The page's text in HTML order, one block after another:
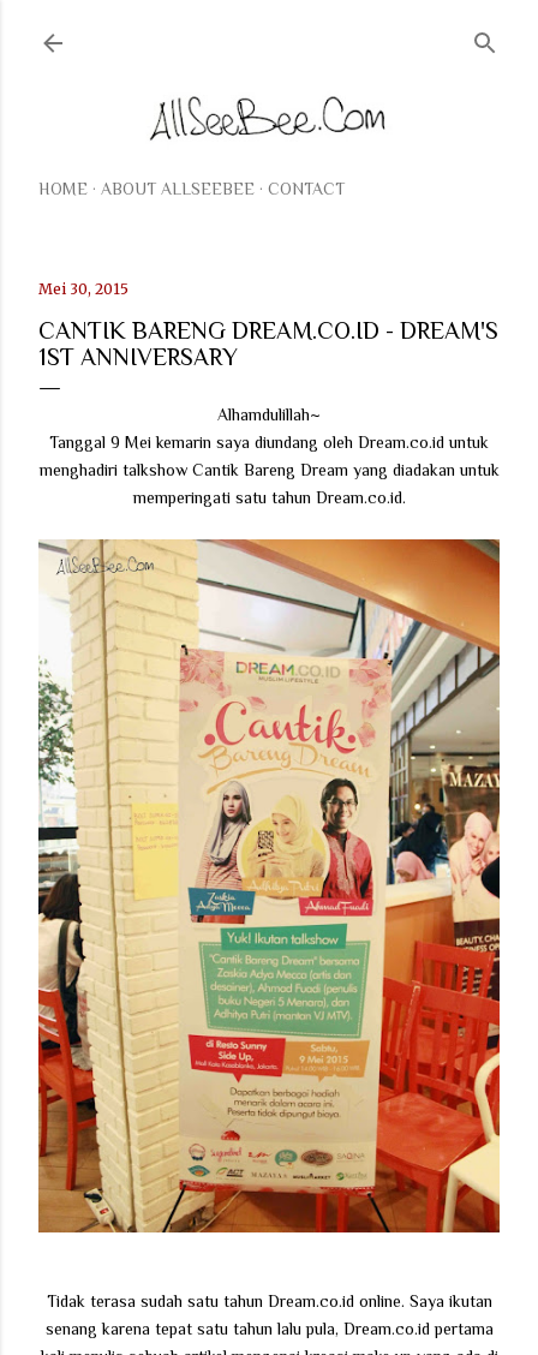
HOME ABOUT ALLSEEBEE CONTACT
Mei 30, 2015
CANTIK BARENG DREAM.CO.ID - DREAM'S
1ST ANNIVERSARY
Alhamdulillah~
Tanggal 9 Mei kemarin saya diundang oleh Dream.co.id untuk
menghadiri talkshow Cantik Bareng Dream yang diadakan untuk
memperingati satu tahun Dream.co.id.
Tidak terasa sudah satu tahun Dream.co.id online. Saya ikutan
senang karena tepat satu tahun lalu pula, Dream.co.id pertama